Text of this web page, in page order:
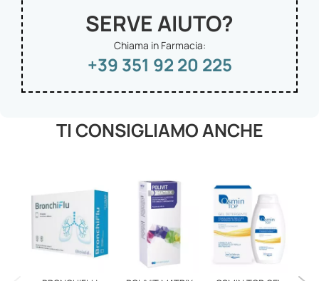
SERVE AIUTO?
Chiama in Farmacia:
+39 351 92 20 225
TI CONSIGLIAMO ANCHE